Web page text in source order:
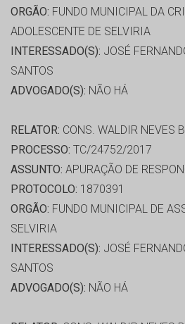
ORGÃO: FUNDO MUNICIPAL DA
ADOLESCENTE DE SELVIRIA
INTERESSADO(S): JOSÉ
SANTOS
ADVOGADO(S): NÃO HÁ
RELATOR: CONS. WALDIR NEVES
PROCESSO: TC/24752/2017
ASSUNTO: APURAÇÃO DE
PROTOCOLO: 1870391
ORGÃO: FUNDO MUNICIPAL DE
SELVIRIA
INTERESSADO(S): JOSÉ
SANTOS
ADVOGADO(S): NÃO HÁ